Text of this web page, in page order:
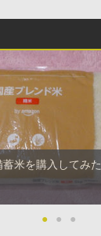
米を購入してみた
● ● ●